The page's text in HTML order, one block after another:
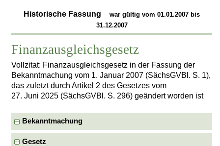
Historische Fassung
war gültig vom 01.01.2007 bis
31.12.2007
Finanzausgleichsgesetz
Vollzitat: Finanzausgleichsgesetz in der Fassung der
Bekanntmachung vom 1. Januar 2007 (SächsGVBl. S. 1),
das zuletzt durch Artikel 2 des Gesetzes vom
27. Juni 2025 (SächsGVBl. S. 296) geändert worden ist
Bekanntmachung
Gesetz